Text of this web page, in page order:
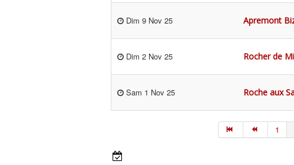
Dim 9 Nov 25 Apremont
Dim 2 Nov 25 Rocher de
Sam 1 Nov 25 Roche aux
1